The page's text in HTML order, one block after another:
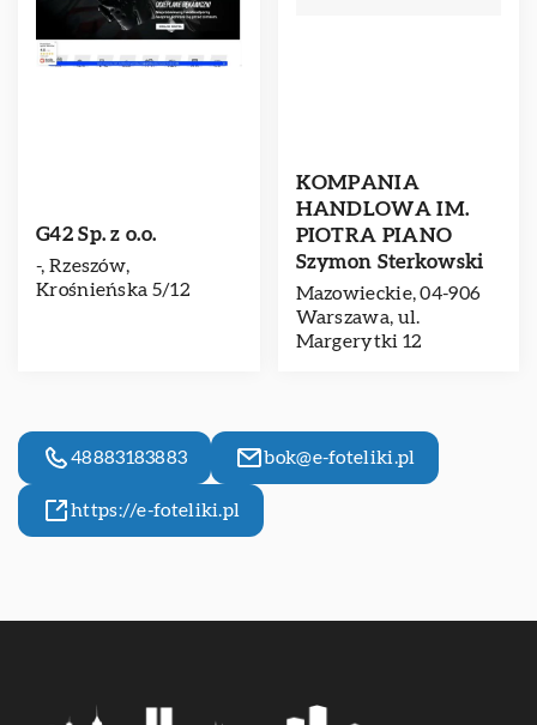
G42 Sp. z o.o.
-, Rzeszów,
Krośnieńska 5/12
KOMPANIA
HANDLOWA IM.
PIOTRA PIANO
Szymon Sterkowski
Mazowieckie, 04-906
Warszawa, ul.
Margerytki 12
48883183883 bok@e-foteliki.pl
https://e-foteliki.pl